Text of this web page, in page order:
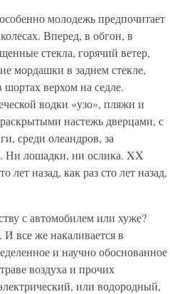
молодежь предпочитает
Вперед, в обгон, в
стекла, горячий ветер,
мордашки в заднем стекле,
верхом на седле.
водки «узо», пляжи и
настежь дверцами, с
среди олеандров, за
Ни лошадки, ни ослика. XX
назад, как раз сто лет назад,
с автомобилем или хуже?
все же накаливается в
и научно обоснованное
воздуха и прочих
или водородный,